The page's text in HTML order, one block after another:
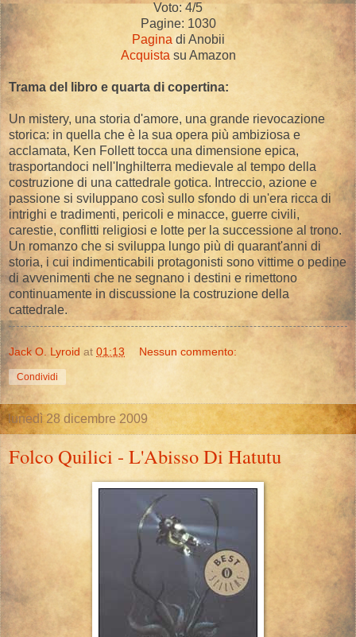
Voto: 4/5
Pagine: 1030
Paginadi Anobii
Acquistasu Amazon
Trama del libro e quarta di copertina:
Un mistery, una storia d'amore, una grande rievocazione
storica: in quella che è la sua opera più ambiziosa e
acclamata, Ken Follett tocca una dimensione epica,
trasportandoci nell'Inghilterra medievale al tempo della
costruzione di una cattedrale gotica. Intreccio, azione e
passione si sviluppano così sullo sfondo di un'era ricca di
intrighi e tradimenti, pericoli e minacce, guerre civili,
carestie, conflitti religiosi e lotte per la successione al trono.
Un romanzo che si sviluppa lungo più di quarant'anni di
storia, i cui indimenticabili protagonisti sono vittime o pedine
di avvenimenti che ne segnano i destini e rimettono
continuamente in discussione la costruzione della
cattedrale.
Jack O. Lyroid at 01:13 Nessun commento:
Condividi
lunedì 28 dicembre 2009
Folco Quilici - L'Abisso Di Hatutu